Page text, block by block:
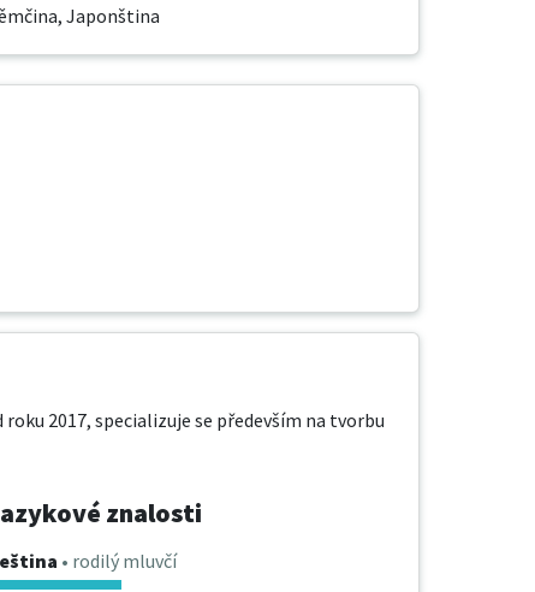
Japonština
2017, specializuje se především na tvorbu
znalosti
• rodilý mluvčí